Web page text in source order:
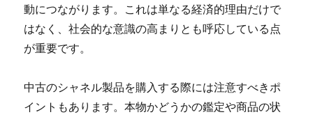
動につながります。これは単なる経済的理由だけで
はなく、社会的な意識の高まりとも呼応している点
が重要です。
中古のシャネル製品を購入する際には注意すべきポ
イントもあります。本物かどうかの鑑定や商品の状